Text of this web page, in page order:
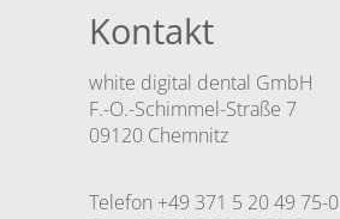
Kontakt
white digital dental GmbH
F.-O.-Schimmel-Straße 7
09120 Chemnitz
Telefon +49 371 5 20 49 75-0